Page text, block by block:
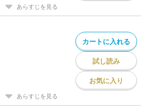
あらすじを見る
カートに入れる
試し読み
お気に入り
あらすじを見る